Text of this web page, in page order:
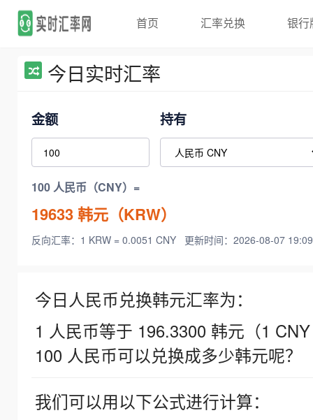
首页 汇率兑换 银行
今日实时汇率
金额 持有
100 人民币（CNY）=
19633韩元（KRW）
反向汇率：1 KRW = 0.0051 CNY 更新时间：2026-08-07
今日人民币兑换韩元汇率为：
1 人民币等于 196.3300 韩元（1
100 人民币可以兑换成多少韩元呢？
我们可以用以下公式进行计算：